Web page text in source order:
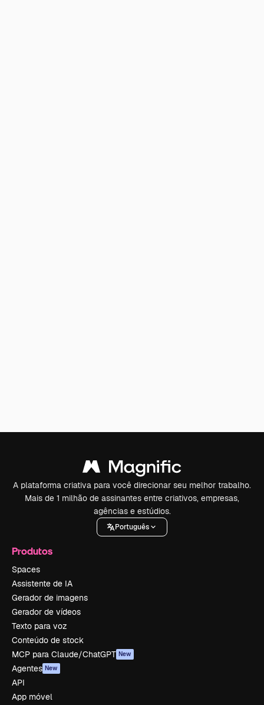
A plataforma criativa para você direcionar seu melhor trabalho.
Mais de 1 milhão de assinantes entre criativos, empresas,
agências e estúdios.
Português
Produtos
Spaces
Assistente de IA
Gerador de imagens
Gerador de vídeos
Texto para voz
Conteúdo de stock
MCP para Claude/ChatGPT New
Agentes New
API
App móvel